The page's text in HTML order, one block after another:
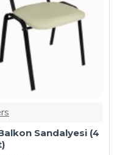
(4 Adet) - Yeşil